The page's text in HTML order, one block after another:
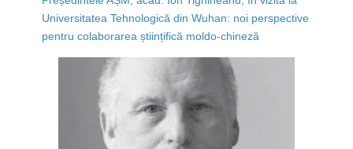
Universitatea Tehnologică din Wuhan: noi perspective
pentru colaborarea științifică moldo-chineză